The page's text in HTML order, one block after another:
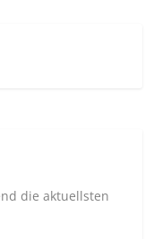
die aktuellsten